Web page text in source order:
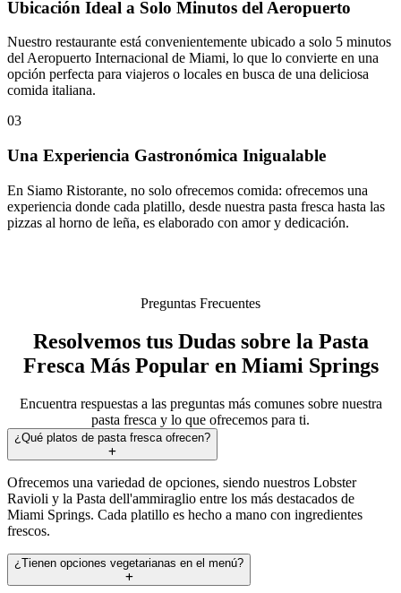
Ubicación Ideal a Solo Minutos del Aeropuerto
Nuestro restaurante está convenientemente ubicado a solo 5 minutos
del Aeropuerto Internacional de Miami, lo que lo convierte en una
opción perfecta para viajeros o locales en busca de una deliciosa
comida italiana.
03
Una Experiencia Gastronómica Inigualable
En Siamo Ristorante, no solo ofrecemos comida: ofrecemos una
experiencia donde cada platillo, desde nuestra pasta fresca hasta las
pizzas al horno de leña, es elaborado con amor y dedicación.
Preguntas Frecuentes
Resolvemos tus Dudas sobre la Pasta
Fresca Más Popular en Miami Springs
Encuentra respuestas a las preguntas más comunes sobre nuestra
pasta fresca y lo que ofrecemos para ti.
¿Qué platos de pasta fresca ofrecen?
Ofrecemos una variedad de opciones, siendo nuestros Lobster
Ravioli y la Pasta dell'ammiraglio entre los más destacados de
Miami Springs. Cada platillo es hecho a mano con ingredientes
frescos.
¿Tienen opciones vegetarianas en el menú?